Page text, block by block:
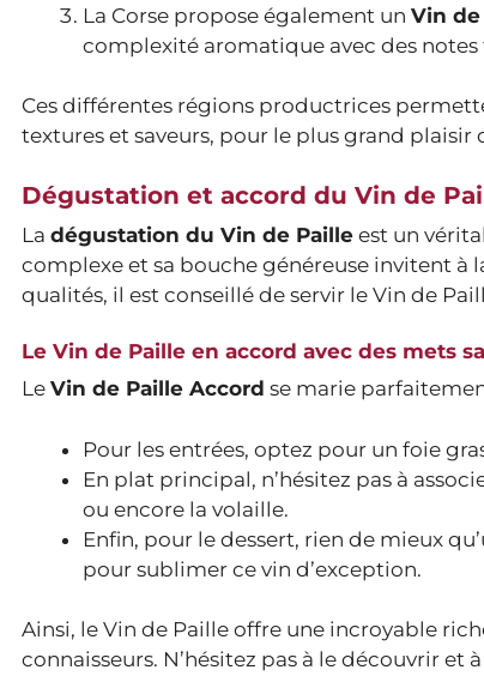
La Corse propose également un Vin de
complexité aromatique avec des notes
Ces différentes régions productrices
textures et saveurs, pour le plus grand plaisir
Dégustation et accord du Vin de
La dégustation du Vin de Paille est un
complexe et sa bouche généreuse invitent à
qualités, il est conseillé de servir le Vin de
Le Vin de Paille en accord avec des mets
Le Vin de Paille Accord se marie
Pour les entrées, optez pour un foie
En plat principal, n’hésitez pas à
ou encore la volaille.
Enfin, pour le dessert, rien de mieux
pour sublimer ce vin d’exception.
Ainsi, le Vin de Paille offre une incroyable
connaisseurs. N’hésitez pas à le découvrir